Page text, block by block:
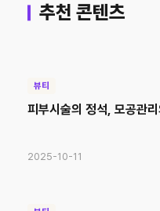
추천 콘텐츠
뷰티
피부시술의 정석, 모공관
2025-10-11